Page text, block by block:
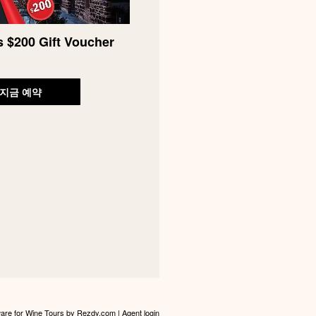
$200 Gift Voucher
금 예약
for Wine Tours by Rezdy.com | Agent login